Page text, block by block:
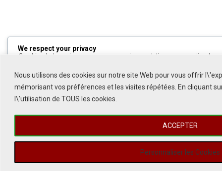
Nous utilisons des cookies sur notre site Web pour vous offrir
mémorisant vos préférences et les visites répétées. En cliquant
l\'utilisation de TOUS les cookies.
Personnaliser les Cookies
ACCEPTER
We respect your privacy
Cookies help us improve your experience, deliver personalized
Allto decline non-essential cookies.
Reject All
Powered by